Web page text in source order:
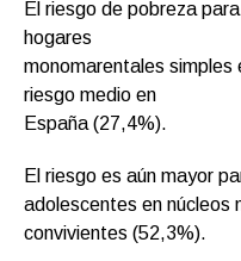
El riesgo de pobreza
hogares
monomarentales simples
riesgo medio en
España (27,4%).
El riesgo es aún mayor
adolescentes en núcleos
convivientes (52,3%).